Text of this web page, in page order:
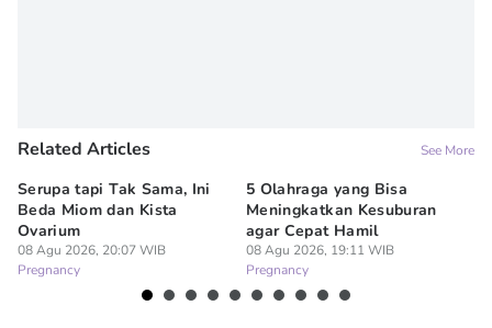
Related Articles See More
Serupa tapi Tak Sama, Ini
Beda Miom dan Kista
Ovarium
08 Agu 2026, 20:07 WIB
Pregnancy
5 Olahraga yang Bisa
Meningkatkan Kesuburan
agar Cepat Hamil
08 Agu 2026, 19:11 WIB
Pregnancy